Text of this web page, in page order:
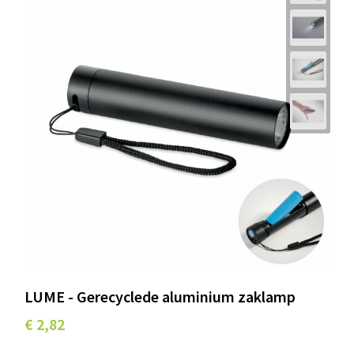
LUME - Gerecyclede aluminium zaklamp
€ 2,82